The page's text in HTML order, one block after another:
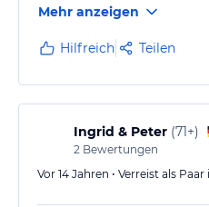
Mehr anzeigen
Hilfreich Teilen
Ingrid & Peter (71+)
2 Bewertungen
Vor 14 Jahren • Verreist als